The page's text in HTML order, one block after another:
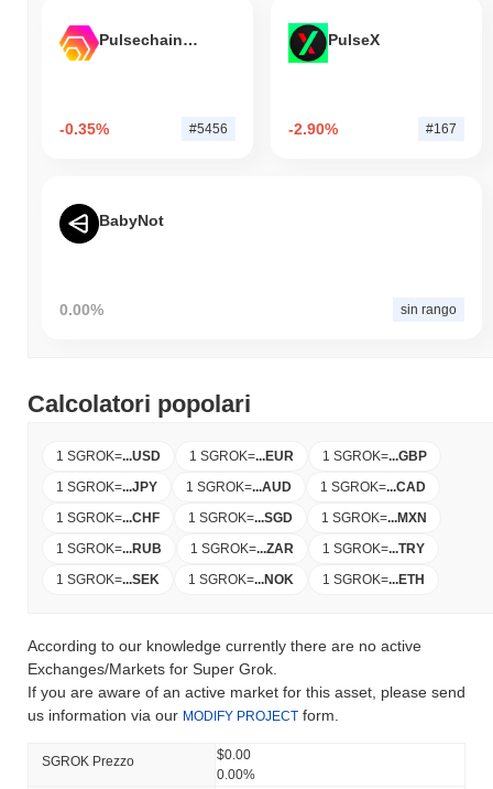
Pulsechain Bridged HEX (Pulsechain)
-0.35% #5456
PulseX
-2.90% #167
BabyNot
0.00% sin rango
Calcolatori popolari
1 SGROK=...USD 1 SGROK=...EUR 1 SGROK=...GBP
1 SGROK=...JPY 1 SGROK=...AUD 1 SGROK=...CAD
1 SGROK=...CHF 1 SGROK=...SGD 1 SGROK=...MXN
1 SGROK=...RUB 1 SGROK=...ZAR 1 SGROK=...TRY
1 SGROK=...SEK 1 SGROK=...NOK 1 SGROK=...ETH
According to our knowledge currently there are no active
Exchanges/Markets for Super Grok.
If you are aware of an active market for this asset, please send
us information via our MODIFY PROJECT form.
SGROK Prezzo
$0.00
0.00%